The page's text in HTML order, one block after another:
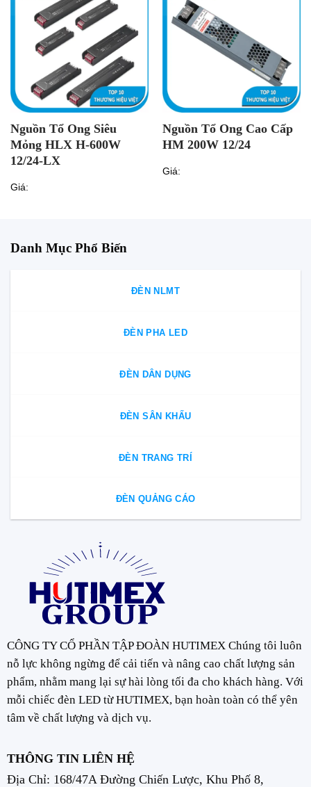
Nguồn Tổ Ong Siêu
Mỏng HLX H-600W
12/24-LX
Giá:
Nguồn Tổ Ong Cao Cấp
HM 200W 12/24
Giá:
Danh Mục Phổ Biến
ĐÈN NLMT
ĐÈN PHA LED
ĐÈN DÂN DỤNG
ĐÈN SÂN KHẤU
ĐÈN TRANG TRÍ
ĐÈN QUẢNG CÁO
CÔNG TY CỔ PHẦN TẬP ĐOÀN HUTIMEX Chúng tôi luôn
nỗ lực không ngừng để cải tiến và nâng cao chất lượng sản
phẩm, nhằm mang lại sự hài lòng tối đa cho khách hàng. Với
mỗi chiếc đèn LED từ HUTIMEX, bạn hoàn toàn có thể yên
tâm về chất lượng và dịch vụ.
THÔNG TIN LIÊN HỆ
Địa Chỉ: 168/47A Đường Chiến Lược, Khu Phố 8,